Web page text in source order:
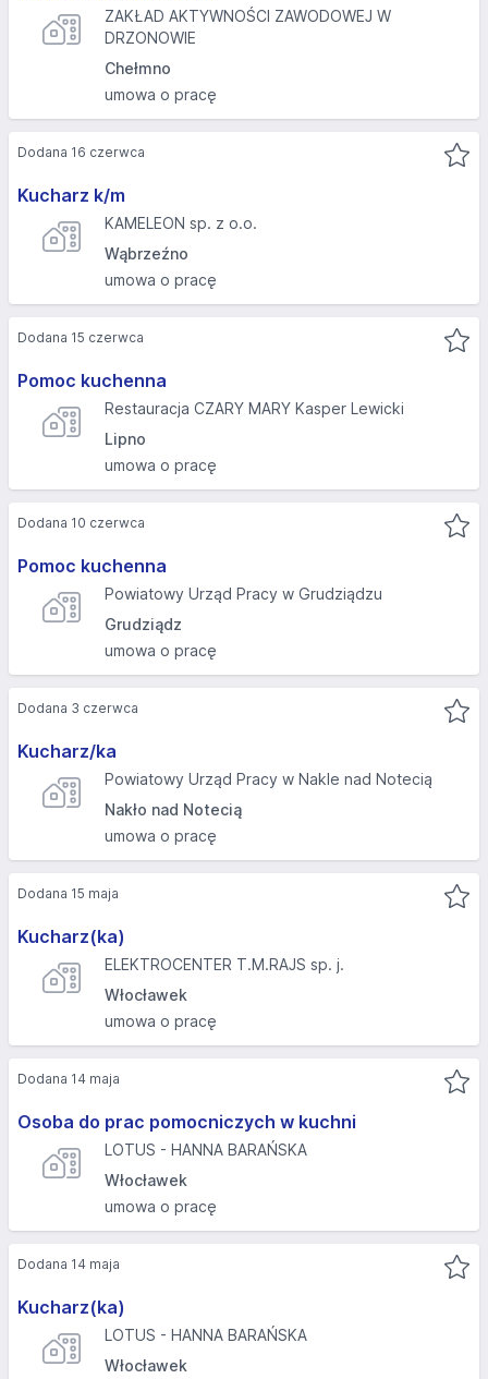
ZAKŁAD AKTYWNOŚCI ZAWODOWEJ W
DRZONOWIE
Chełmno
umowa o pracę
Kucharz k/m
KAMELEON sp. z o.o.
Wąbrzeźno
umowa o pracę
Dodana 16 czerwca
Pomoc kuchenna
Restauracja CZARY MARY Kasper Lewicki
Lipno
umowa o pracę
Dodana 15 czerwca
Pomoc kuchenna
Powiatowy Urząd Pracy w Grudziądzu
Grudziądz
umowa o pracę
Dodana 10 czerwca
Kucharz/ka
Powiatowy Urząd Pracy w Nakle nad Notecią
Nakło nad Notecią
umowa o pracę
Dodana 3 czerwca
Kucharz(ka)
ELEKTROCENTER T.M.RAJS sp. j.
Włocławek
umowa o pracę
Dodana 15 maja
Osoba do prac pomocniczych w kuchni
LOTUS - HANNA BARAŃSKA
Włocławek
umowa o pracę
Dodana 14 maja
Kucharz(ka)
LOTUS - HANNA BARAŃSKA
Włocławek
Dodana 14 maja